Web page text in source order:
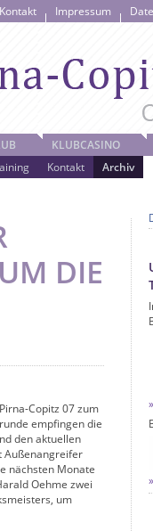
Kontakt Impressum
Kontakt Archiv
KLUBCASINO
DIE
Copitz 07 zum
empfingen die
den aktuellen
Außenangreifer
nächsten Monate
Oehme zwei
um